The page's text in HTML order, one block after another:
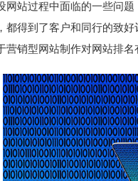
网站过程中面临的一些问
都得到了客户和同行的致
销型网站制作对网站排名